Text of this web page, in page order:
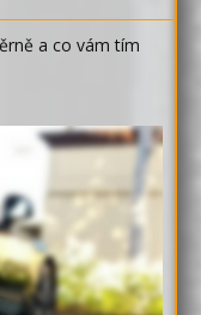
a co vám tím